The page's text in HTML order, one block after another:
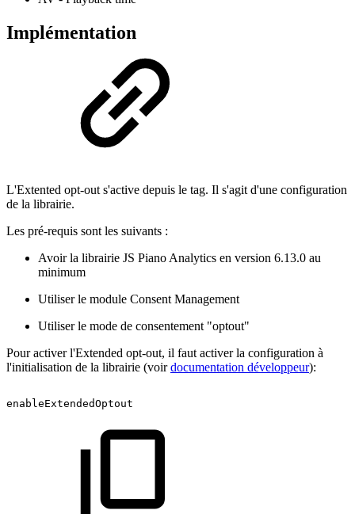
Implémentation
L'Extented opt-out s'active depuis le tag. Il s'agit d'une configuration
de la librairie.
Les pré-requis sont les suivants :
Avoir la librairie JS Piano Analytics en version 6.13.0 au
minimum
Utiliser le module Consent Management
Utiliser le mode de consentement "optout"
Pour activer l'Extended opt-out, il faut activer la configuration à
l'initialisation de la librairie (voirdocumentation développeur):
enableExtendedOptout